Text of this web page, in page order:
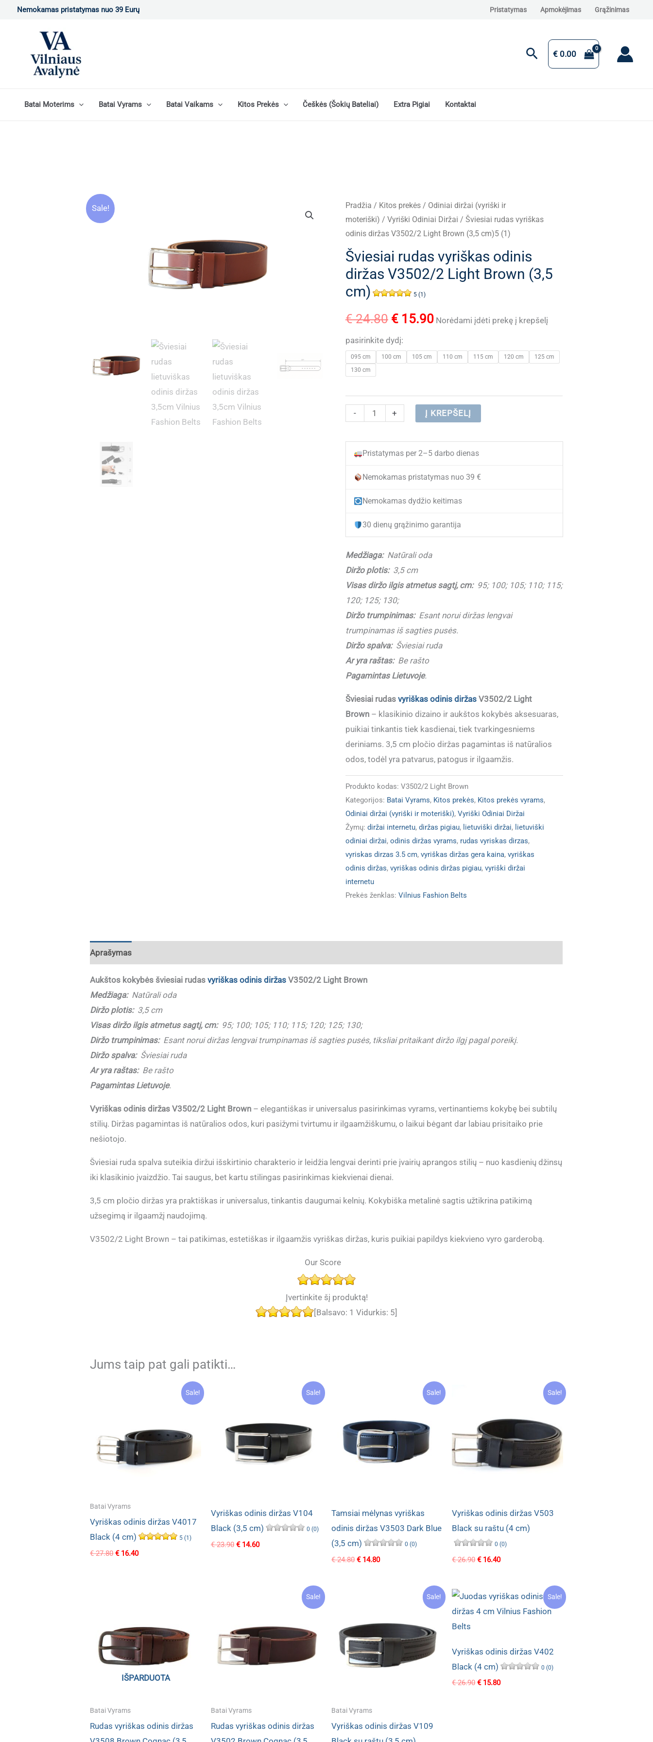
PereitiNemokamas pristatymas nuo 39 Eurų Pristatymas Apmokėjimas Grąžinimas
Paieška
€0.00
Batai Moterims Batai Vyrams Batai Vaikams Kitos Prekės Češkės (šokių Bateliai) Extra Pigiai Kontaktai
Sale! Pradžia / Kitos prekės/ Odiniai diržai (vyriški ir
moteriški) / Vyriški Odiniai Diržai / Šviesiai rudas vyriškas
odinis diržas V3502/2 Light Brown (3,5 cm)5 (1)
Šviesiai rudas vyriškas odinis
diržas V3502/2 Light Brown (3,5
cm)
5 (1)
€24.80 Original
price
was:
€15.90Current
is:
Norėdami įdėti prekę į krepšelį
pasirinkite dydį:
095 cm 100 cm 105 cm 110 cm 115 cm 120 cm
125 cm
130 cm
-
produkto
Šviesiai
rudas
vyriškas
diržas
Light
+ Į KREPŠELĮ
Pristatymas per 2–5 darbo dienas
Nemokamas pristatymas nuo 39 €
Nemokamas dydžio keitimas
30 dienų grąžinimo garantija
Medžiaga: Natūrali oda
Diržo plotis:3,5 cm
Visas diržo ilgis atmetus sagtį, cm:95; 100; 105; 110; 115;
120; 125; 130;
Diržo trumpinimas:Esant norui diržas lengvai
trumpinamas iš sagties pusės.
Diržo spalva:Šviesiai ruda
Ar yra raštas:Be rašto
Pagamintas Lietuvoje.
Šviesiai rudas vyriškas odinis diržasV3502/2 Light
Brown– klasikinio dizaino ir aukštos kokybės aksesuaras,
puikiai tinkantis tiek kasdienai, tiek tvarkingesniems
deriniams. 3,5 cm pločio diržas pagamintas iš natūralios
odos, todėl yra patvarus, patogus ir ilgaamžis.
Produkto kodas: V3502/2 Light Brown
Kategorijos: Batai Vyrams, Kitos prekės, Kitos prekės vyrams,
Odiniai diržai (vyriški ir moteriški), Vyriški Odiniai Diržai
Žymų: diržai internetu, diržas pigiau, lietuviški diržai, lietuviški
odiniai diržai, odinis diržas vyrams, rudas vyriskas dirzas,
vyriskas dirzas 3.5 cm, vyriškas diržas gera kaina, vyriškas
odinis diržas, vyriškas odinis diržas pigiau, vyriški diržai
internetu
Prekės ženklas: Vilnius Fashion Belts
Aprašymas
Aukštos kokybės šviesiai rudasvyriškas odinis diržas V3502/2 Light Brown
Medžiaga: Natūrali oda
Diržo plotis:3,5 cm
Visas diržo ilgis atmetus sagtį, cm:95; 100; 105; 110; 115; 120; 125; 130;
Diržo trumpinimas:Esant norui diržas lengvai trumpinamas iš sagties pusės, tiksliai pritaikant diržo ilgį pagal poreikį.
Diržo spalva:Šviesiai ruda
Ar yra raštas:Be rašto
Pagamintas Lietuvoje.
Vyriškas odinis diržas V3502/2 Light Brown – elegantiškas ir universalus pasirinkimas vyrams, vertinantiems kokybę bei subtilų
stilių. Diržas pagamintas iš natūralios odos, kuri pasižymi tvirtumu ir ilgaamžiškumu, o laikui bėgant dar labiau prisitaiko prie
nešiotojo.
Šviesiai ruda spalva suteikia diržui išskirtinio charakterio ir leidžia lengvai derinti prie įvairių aprangos stilių – nuo kasdienių džinsų
iki klasikinio įvaizdžio. Tai saugus, bet kartu stilingas pasirinkimas kiekvienai dienai.
3,5 cm pločio diržas yra praktiškas ir universalus, tinkantis daugumai kelnių. Kokybiška metalinė sagtis užtikrina patikimą
užsegimą ir ilgaamžį naudojimą.
V3502/2 Light Brown – tai patikimas, estetiškas ir ilgaamžis vyriškas diržas, kuris puikiai papildys kiekvieno vyro garderobą.
Our Score
Įvertinkite šį produktą!
[Balsavo: 1 Vidurkis: 5]
Jums taip pat gali patikti…
Sale!
Batai Vyrams
Vyriškas odinis diržas V4017
Black (4 cm)
5 (1)
€27.80 Original
€16.40Current
Sale!
Vyriškas odinis diržas V104
Black (3,5 cm)
0 (0)
€23.90 Original
€14.60Current
Sale!
Tamsiai mėlynas vyriškas
odinis diržas V3503 Dark Blue
(3,5 cm)
0 (0)
€24.80 Original
€14.80Current
Sale!
Vyriškas odinis diržas V503
Black su raštu (4 cm)
0 (0)
€26.90 Original
€16.40Current
IŠPARDUOTA
Batai Vyrams
Rudas vyriškas odinis diržas
Sale!
Batai Vyrams
Rudas vyriškas odinis diržas
Sale!
Batai Vyrams
Vyriškas odinis diržas V109
Sale!
Vyriškas odinis diržas V402
Black (4 cm)
0 (0)
€26.90 Original
€15.80Current